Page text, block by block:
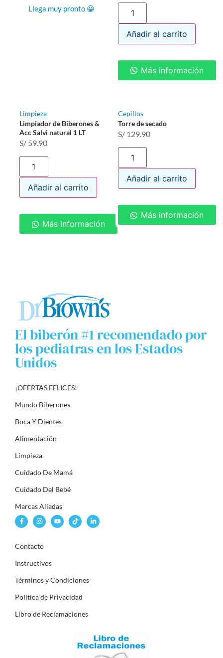
Llega muy pronto 😀
Añadir al carrito
Más información
Limpieza
Limpiador de Biberones &
Acc Salvi natural 1 LT
S/59.90
Añadir al carrito
Más información
Cepillos
Torre de secado
S/ 129.90
Añadir al carrito
Más información
El biberón #1 recomendado por
los pediatras en los Estados
Unidos
¡OFERTAS FELICES!
Mundo Biberones
Boca Y Dientes
Alimentación
Limpieza
Cuidado De Mamá
Cuidado Del Bebé
Marcas Aliadas
Contacto
Instructivos
Términos y Condiciones
Política de Privacidad
Libro de Reclamaciones